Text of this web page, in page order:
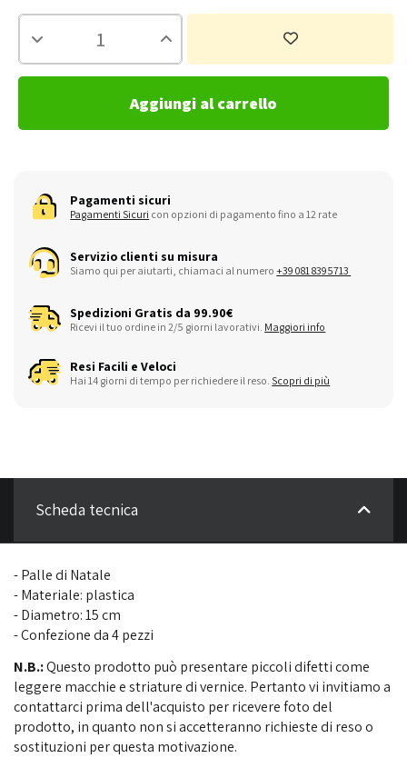
Aggiungi al carrello
Pagamenti sicuri
Pagamenti Sicuri con opzioni di pagamento fino a 12 rate
Servizio clienti su misura
Siamo qui per aiutarti, chiamaci al numero+39 081 8395713
Spedizioni Gratis da 99.90€
Ricevi il tuo ordine in 2/5 giorni lavorativi. Maggiori info
Resi Facili e Veloci
Hai 14 giorni di tempo per richiedere il reso. Scopri di più
Scheda tecnica
- Palle di Natale
- Materiale: plastica
- Diametro: 15 cm
- Confezione da 4 pezzi
N.B.:Questo prodotto può presentare piccoli difetti come
leggere macchie e striature di vernice. Pertanto vi invitiamo a
contattarci prima dell'acquisto per ricevere foto del
prodotto, in quanto non si accetteranno richieste di reso o
sostituzioni per questa motivazione.